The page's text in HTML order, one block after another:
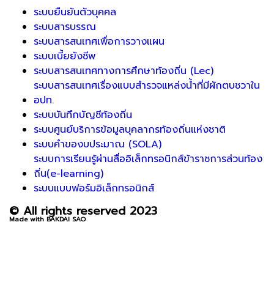
ระบบยืนยันตัวบุคคล
ระบบสารบรรณ
ระบบสารสนเทศเพื่อการวางแผน
ระบบเบี้ยยังชีพ
ระบบสารสนเทศทางการศึกษาท้องถิ่น (Lec)
ระบบสารสนเทศเรื่องแบบสำรวจแหล่งน้ำที่มีผักตบชวาใน
อปท.
ระบบบันทึกบัญชีท้องถิ่น
ระบบศูนย์บริการข้อมูลบุคลากรท้องถิ่นแห่งชาติ
ระบบคำของบประมาณ (SOLA)
ระบบการเรียนรู้ผ่านสื่ออิเล็กทรอนิกส์ข้าราชการส่วนท้อง
ถิ่น(e-learning)
ระบบแบบฟอร์มอิเล็กทรอนิกส์
© All rights reserved 2023
Made with BAKDAI SAO